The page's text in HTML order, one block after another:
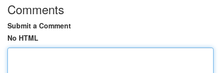
Comments
Submit a Comment
No HTML